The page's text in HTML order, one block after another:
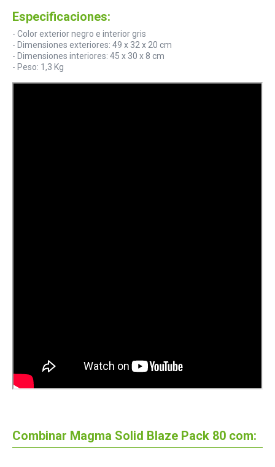
Especificaciones:
- Color exterior negro e interior gris
- Dimensiones exteriores: 49 x 32 x 20 cm
- Dimensiones interiores: 45 x 30 x 8 cm
- Peso: 1,3 Kg
Combinar Magma Solid Blaze Pack 80 com: